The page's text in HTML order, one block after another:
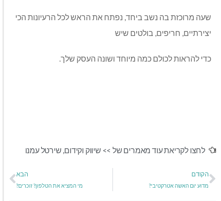
שעה מרוכזת בה נשב ביחד, נפתח את הראש לכל הרעיונות הכי
יצירתיים, חריפים, בולטים שיש
כדי להראות לכולם כמה מיוחד ושונה העסק שלך.
לחצו לקריאת עוד מאמרים של >> שיווק וקידום, שירטל עמנו
הקודם
מדוע יום האשה אטרקטיבי?
הבא
מי המציא את הטלפון? זוכרים?